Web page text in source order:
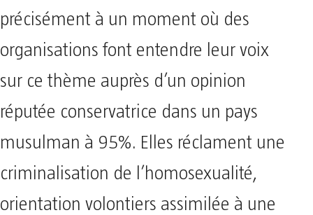
précisément à un moment où des
organisations font entendre leur voix
sur ce thème auprès d’un opinion
réputée conservatrice dans un pays
musulman à 95%. Elles réclament une
criminalisation de l’homosexualité,
orientation volontiers assimilée à une